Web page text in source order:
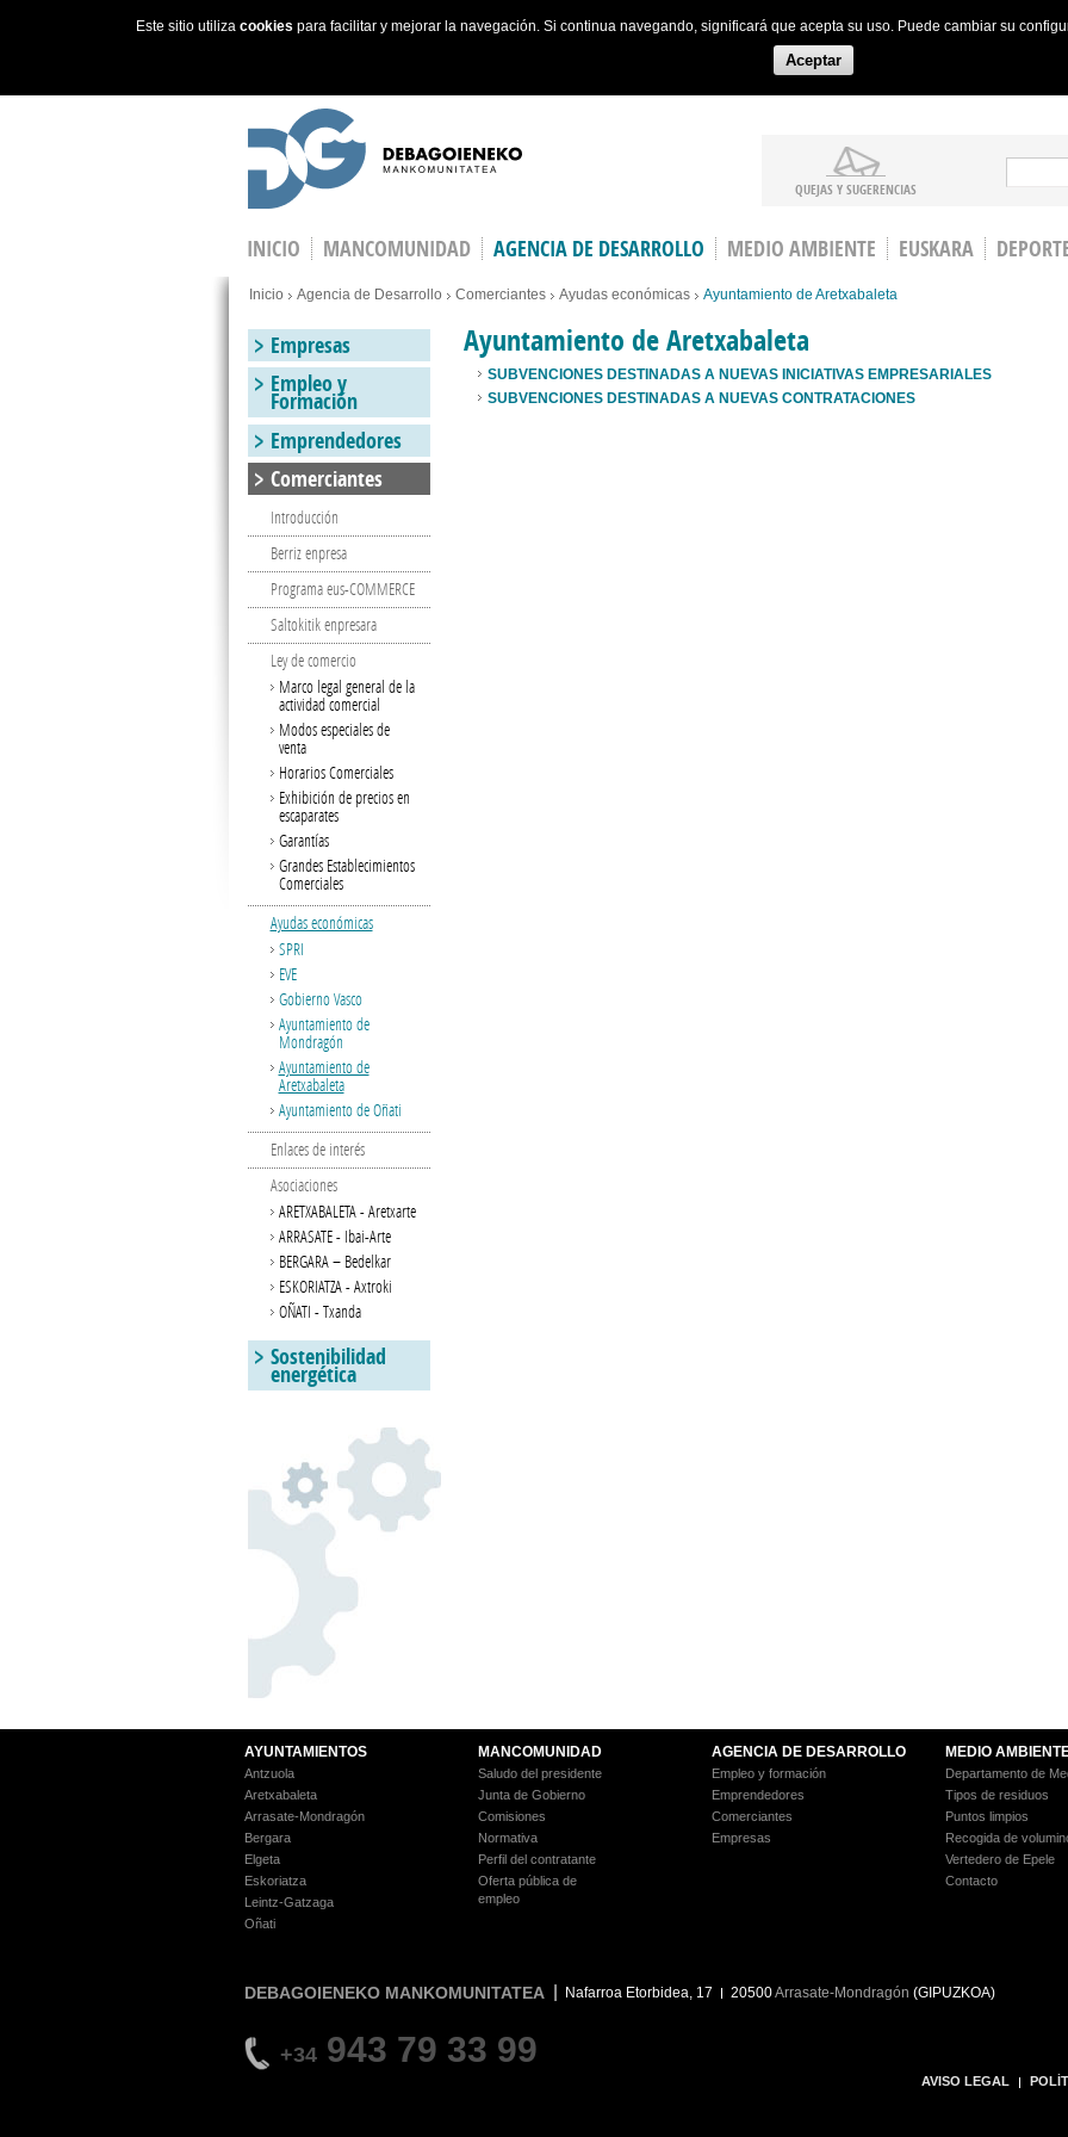
Este sitio utiliza cookies para facilitar y mejorar la navegación. Si continua navegando, significará que acepta su uso. Puede cambiar su
Aceptar
QUEJAS Y SUGERENCIAS
INICIO MANCOMUNIDAD AGENCIA DE DESARROLLO MEDIO AMBIENTE EUSKARA
You are here
Inicio Agencia de Desarrollo Comerciantes Ayudas económicas Ayuntamiento de Aretxabaleta
Ayuntamiento de Aretxabaleta
SUBVENCIONES DESTINADAS A NUEVAS INICIATIVAS EMPRESARIALES
SUBVENCIONES DESTINADAS A NUEVAS CONTRATACIONES
Empresas
Empleo y
Formación
Emprendedores
Comerciantes
Introducción
Berriz enpresa
Programa eus-COMMERCE
Saltokitik enpresara
Ley de comercio
Marco legal general de la
actividad comercial
Modos especiales de
venta
Horarios Comerciales
Exhibición de precios en
escaparates
Garantías
Grandes Establecimientos
Comerciales
Ayudas económicas
SPRI
EVE
Gobierno Vasco
Ayuntamiento de
Mondragón
Ayuntamiento de
Aretxabaleta
Ayuntamiento de Oñati
Enlaces de interés
Asociaciones
ARETXABALETA - Aretxarte
ARRASATE - Ibai-Arte
BERGARA – Bedelkar
ESKORIATZA - Axtroki
OÑATI - Txanda
Sostenibilidad
energética
AYUNTAMIENTOS
Antzuola
Aretxabaleta
Arrasate-Mondragón
Bergara
Elgeta
Eskoriatza
Leintz-Gatzaga
Oñati
MANCOMUNIDAD
Saludo del presidente
Junta de Gobierno
Comisiones
Normativa
Perfil del contratante
Oferta pública de
empleo
AGENCIA DE DESARROLLO
Empleo y formación
Emprendedores
Comerciantes
Empresas
MEDIO
Departamento de
Tipos de residuos
Puntos limpios
Recogida de
Vertedero de Epele
Contacto
DEBAGOIENEKO MANKOMUNITATEA Nafarroa Etorbidea, 17 20500Arrasate-Mondragón (GIPUZKOA)
+34943 79 33 99
AVISO LEGAL